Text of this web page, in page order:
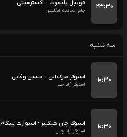
۲۳:۳۰ فوتبال پلیموث - اکسترسیتی
جام اتحادیه انگلیس
سه شنبه
۱۰:۳۰ اسنوکر مارک الن - حسین وفایی
اسنوکر آزاد چین
۱۰:۳۰ اسنوکر جان هیگینز - استوارت بینگام
اسنوکر آزاد چین